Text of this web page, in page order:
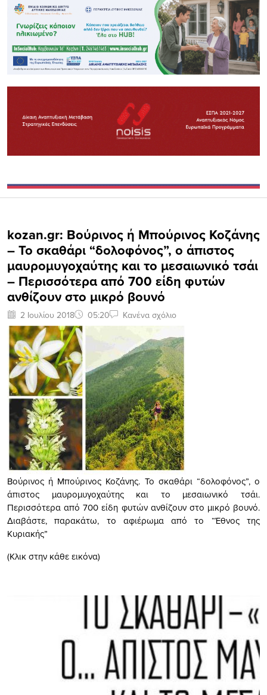
kozan.gr: Βούρινος ή Μπούρινος Κοζάνης
– Το σκαθάρι “δολοφόνος”, ο άπιστος
μαυρομυγοχαύτης και το μεσαιωνικό τσάι
– Περισσότερα από 700 είδη φυτών
ανθίζουν στο μικρό βουνό
2 Ιουλίου 2018 05:20 Κανένα σχόλιο
Βούρινος ή Μπούρινος Κοζάνης. Το σκαθάρι “δολοφόνος”, ο
άπιστος μαυρομυγοχαύτης και το μεσαιωνικό τσάι.
Περισσότερα από 700 είδη φυτών ανθίζουν στο μικρό βουνό.
Διαβάστε, παρακάτω, το αφιέρωμα από το “Έθνος της
Κυριακής”
(Κλικ στην κάθε εικόνα)